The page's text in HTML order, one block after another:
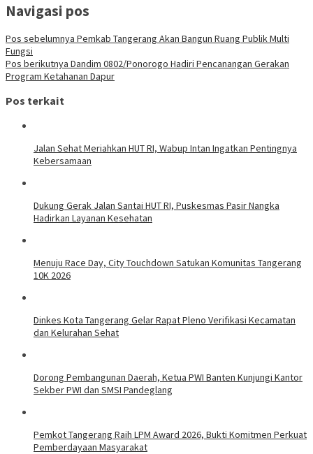
Navigasi pos
Pos sebelumnya Pemkab Tangerang Akan Bangun Ruang Publik Multi
Fungsi
Pos berikutnya Dandim 0802/Ponorogo Hadiri Pencanangan Gerakan
Program Ketahanan Dapur
Pos terkait
Jalan Sehat Meriahkan HUT RI, Wabup Intan Ingatkan Pentingnya
Kebersamaan
Dukung Gerak Jalan Santai HUT RI, Puskesmas Pasir Nangka
Hadirkan Layanan Kesehatan
Menuju Race Day, City Touchdown Satukan Komunitas Tangerang
10K 2026
Dinkes Kota Tangerang Gelar Rapat Pleno Verifikasi Kecamatan
dan Kelurahan Sehat
Dorong Pembangunan Daerah, Ketua PWI Banten Kunjungi Kantor
Sekber PWI dan SMSI Pandeglang
Pemkot Tangerang Raih LPM Award 2026, Bukti Komitmen Perkuat
Pemberdayaan Masyarakat